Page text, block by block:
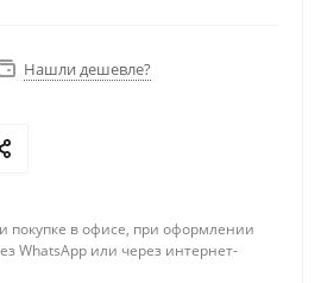
Нашли дешевле?
покупке в офисе, при оформлении
WhatsApp или через интернет-